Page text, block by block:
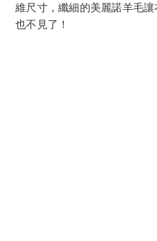
維尺寸，纖細的美麗諾羊毛讓
也不見了！